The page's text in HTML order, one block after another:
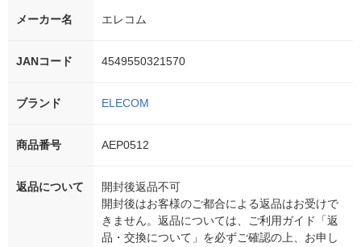
メーカー名 エレコム
JANコード 4549550321570
ブランド ELECOM
商品番号 AEP0512
返品について
開封後返品不可
開封後はお客様のご都合による返品はお受けで
きません。返品については、ご利用ガイド「返
品・交換について」を必ずご確認の上、お申し